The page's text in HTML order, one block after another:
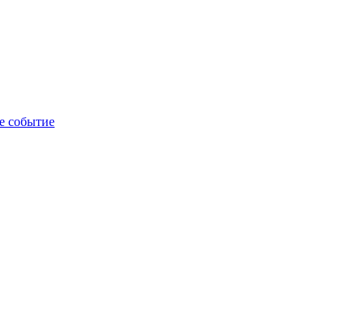
событие